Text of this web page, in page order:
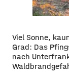
Viel Sonne,
Grad: Das
nach